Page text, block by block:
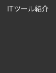
ITツール紹介